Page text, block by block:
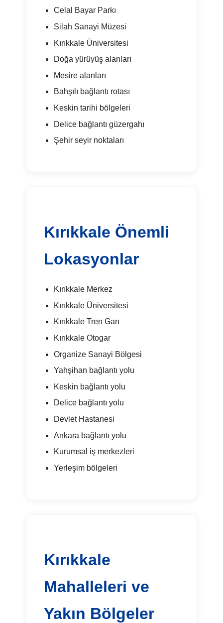
Celal Bayar Parkı
Silah Sanayi Müzesi
Kırıkkale Üniversitesi
Doğa yürüyüş alanları
Mesire alanları
Bahşılı bağlantı rotası
Keskin tarihi bölgeleri
Delice bağlantı güzergahı
Şehir seyir noktaları
Kırıkkale Önemli
Lokasyonlar
Kırıkkale Merkez
Kırıkkale Üniversitesi
Kırıkkale Tren Garı
Kırıkkale Otogar
Organize Sanayi Bölgesi
Yahşihan bağlantı yolu
Keskin bağlantı yolu
Delice bağlantı yolu
Devlet Hastanesi
Ankara bağlantı yolu
Kurumsal iş merkezleri
Yerleşim bölgeleri
Kırıkkale
Mahalleleri ve
Yakın Bölgeler